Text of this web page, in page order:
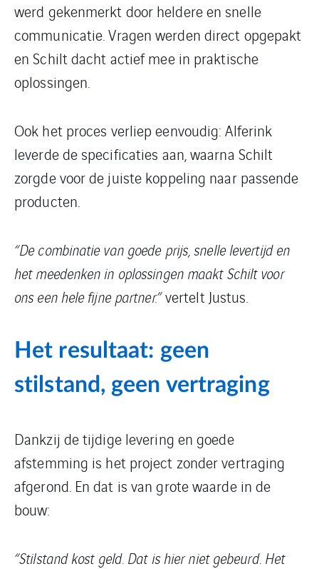
werd gekenmerkt door heldere en snelle
communicatie. Vragen werden direct opgepakt
en Schilt dacht actief mee in praktische
oplossingen.
Ook het proces verliep eenvoudig: Alferink
leverde de specificaties aan, waarna Schilt
zorgde voor de juiste koppeling naar passende
producten.
“De combinatie van goede prijs, snelle levertijd en
het meedenken in oplossingen maakt Schilt voor
ons een hele fijne partner.”vertelt Justus.
Het resultaat: geen
stilstand, geen vertraging
Dankzij de tijdige levering en goede
afstemming is het project zonder vertraging
afgerond. En dat is van grote waarde in de
bouw:
“Stilstand kost geld. Dat is hier niet gebeurd. Het